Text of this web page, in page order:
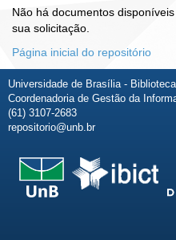
Não há documentos
sua solicitação.
Página inicial do repositório
Universidade de Brasília -
Coordenadoria de Gestão da
(61) 3107-2683
repositorio@unb.br